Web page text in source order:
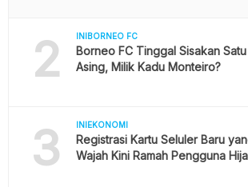
2 INIBORNEO FC
Borneo FC Tinggal Sisakan
Asing, Milik Kadu Monteiro?
3 INIEKONOMI
Registrasi Kartu Seluler Baru
Wajah Kini Ramah Pengguna